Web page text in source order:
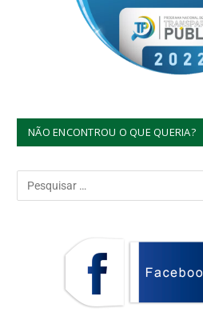
NÃO ENCONTROU O QUE QUERIA?